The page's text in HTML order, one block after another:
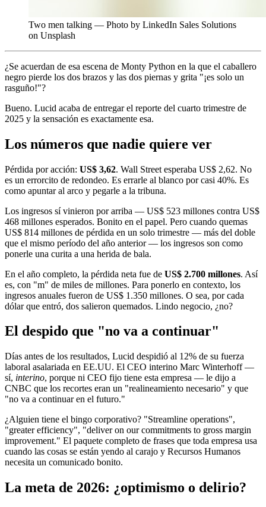
Two men talking — Photo by LinkedIn Sales Solutions
on Unsplash
¿Se acuerdan de esa escena de Monty Python en la que el caballero
negro pierde los dos brazos y las dos piernas y grita "¡es solo un
rasguño!"?
Bueno. Lucid acaba de entregar el reporte del cuarto trimestre de
2025 y la sensación es exactamente esa.
Los números que nadie quiere ver
Pérdida por acción: US$ 3,62. Wall Street esperaba US$ 2,62. No
es un errorcito de redondeo. Es errarle al blanco por casi 40%. Es
como apuntar al arco y pegarle a la tribuna.
Los ingresos sí vinieron por arriba — US$ 523 millones contra US$
468 millones esperados. Bonito en el papel. Pero cuando quemas
US$ 814 millones de pérdida en un solo trimestre — más del doble
que el mismo período del año anterior — los ingresos son como
ponerle una curita a una herida de bala.
En el año completo, la pérdida neta fue de US$ 2.700 millones. Así
es, con "m" de miles de millones. Para ponerlo en contexto, los
ingresos anuales fueron de US$ 1.350 millones. O sea, por cada
dólar que entró, dos salieron quemados. Lindo negocio, ¿no?
El despido que "no va a continuar"
Días antes de los resultados, Lucid despidió al 12% de su fuerza
laboral asalariada en EE.UU. El CEO interino Marc Winterhoff —
sí, interino, porque ni CEO fijo tiene esta empresa — le dijo a
CNBC que los recortes eran un "realineamiento necesario" y que
"no va a continuar en el futuro."
¿Alguien tiene el bingo corporativo? "Streamline operations",
"greater efficiency", "deliver on our commitments to gross margin
improvement." El paquete completo de frases que toda empresa usa
cuando las cosas se están yendo al carajo y Recursos Humanos
necesita un comunicado bonito.
La meta de 2026: ¿optimismo o delirio?